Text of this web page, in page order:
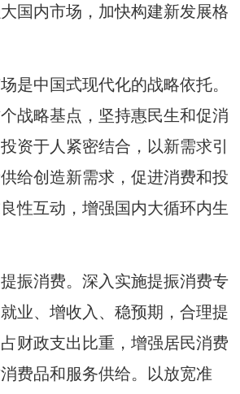
内市场，加快构建新发展格
中国式现代化的战略依托。
战略基点，坚持惠民生和促消
资于人紧密结合，以新需求引
给创造新需求，促进消费和投
性互动，增强国内大循环内生
消费。深入实施提振消费专
业、增收入、稳预期，合理提
财政支出比重，增强居民消费
费品和服务供给。以放宽准